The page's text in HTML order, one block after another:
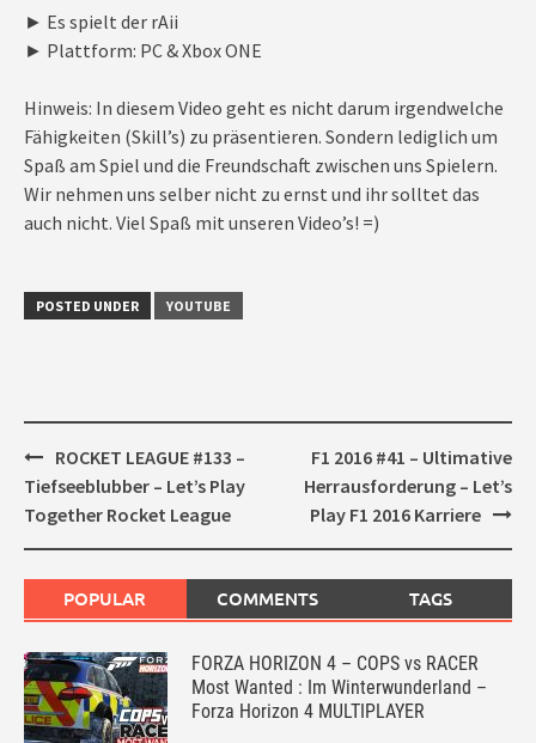
► Es spielt der rAii
► Plattform: PC & Xbox ONE
Hinweis: In diesem Video geht es nicht darum irgendwelche
Fähigkeiten (Skill’s) zu präsentieren. Sondern lediglich um
Spaß am Spiel und die Freundschaft zwischen uns Spielern.
Wir nehmen uns selber nicht zu ernst und ihr solltet das
auch nicht. Viel Spaß mit unseren Video’s! =)
POSTED UNDER YOUTUBE
Post
navigation
ROCKET LEAGUE #133 –
Tiefseeblubber – Let’s Play
Together Rocket League
F1 2016 #41 – Ultimative
Herrausforderung – Let’s
Play F1 2016 Karriere
POPULAR COMMENTS TAGS
FORZA HORIZON 4 – COPS vs RACER
Most Wanted : Im Winterwunderland –
Forza Horizon 4 MULTIPLAYER